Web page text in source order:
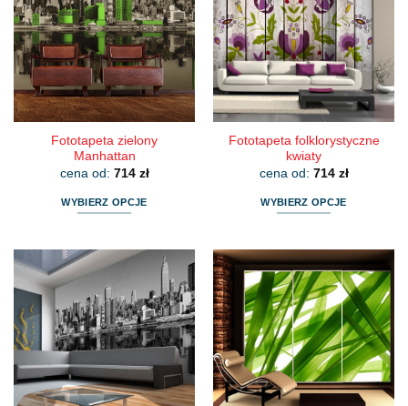
Opcje
można
wybrać
na
stronie
produktu
Opcje
można
wybrać
na
stronie
produktu
Fototapeta zielony
Manhattan
cena od: 714 zł
WYBIERZ OPCJE
ma
wariantów.
Opcje
można
na
stronie
Fototapeta folklorystyczne
kwiaty
cena od: 714 zł
WYBIERZ OPCJE
ma
wiele
wariantów.
Opcje
można
wybrać
na
stronie